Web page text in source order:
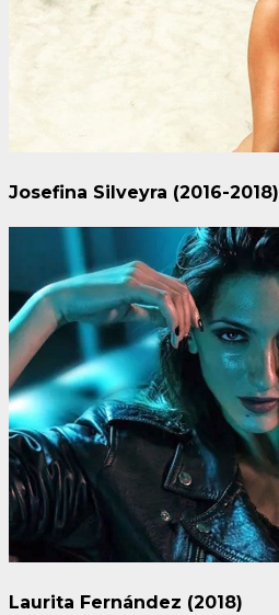
Josefina Silveyra (2016-2018)
Laurita Fernández (2018)